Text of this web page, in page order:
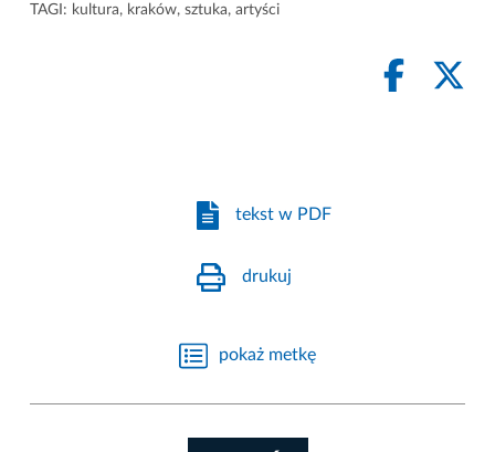
TAGI: kultura, kraków, sztuka, artyści
tekst w PDF
drukuj
pokaż metkę